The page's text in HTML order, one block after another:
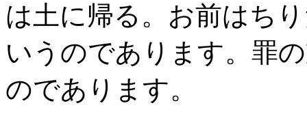
は土に帰る。お前はち
いうのであります。罪
のであります。